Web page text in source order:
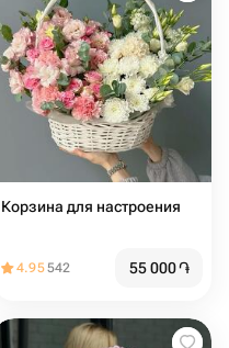
Корзина для настроения
4.95542 55 000֏